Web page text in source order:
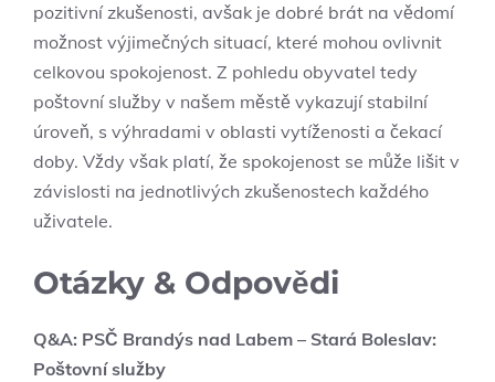
pozitivní zkušenosti, avšak je dobré brát na vědomí
možnost výjimečných situací, které mohou ovlivnit
celkovou spokojenost. Z pohledu obyvatel tedy
poštovní služby v našem městě vykazují stabilní
úroveň, s výhradami v oblasti vytíženosti a čekací
doby. Vždy však platí, že spokojenost se může lišit v
závislosti na jednotlivých zkušenostech každého
uživatele.
Otázky & Odpovědi
Q&A: PSČ Brandýs nad Labem – Stará Boleslav:
Poštovní služby